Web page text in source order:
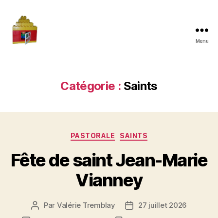
Menu
Catégorie : Saints
Catégories
PASTORALE SAINTS
Fête de saint Jean-Marie
Vianney
Auteur
de
Par Valérie Tremblay
Date
de
27 juillet 2026